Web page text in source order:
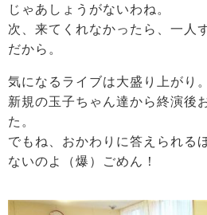
じゃあしょうがないわね。
次、来てくれなかったら、一人
だから。
気になるライブは大盛り上がり。
新規の玉子ちゃん達から終演後
た。
でもね、おかわりに答えられる
ないのよ（爆）ごめん！